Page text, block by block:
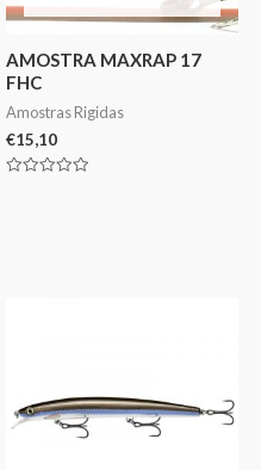
AMOSTRA MAXRAP 17
FHC
Amostras Rigidas
€15,10